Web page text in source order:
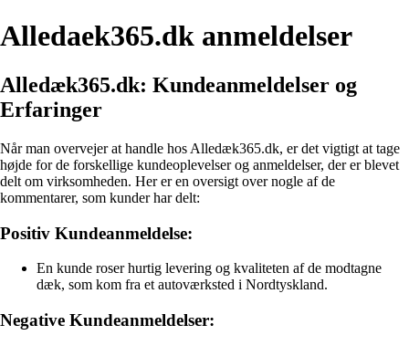
Alledaek365.dk anmeldelser
Alledæk365.dk: Kundeanmeldelser og
Erfaringer
Når man overvejer at handle hos Alledæk365.dk, er det vigtigt at tage
højde for de forskellige kundeoplevelser og anmeldelser, der er blevet
delt om virksomheden. Her er en oversigt over nogle af de
kommentarer, som kunder har delt:
Positiv Kundeanmeldelse:
En kunde roser hurtig levering og kvaliteten af de modtagne
dæk, som kom fra et autoværksted i Nordtyskland.
Negative Kundeanmeldelser: